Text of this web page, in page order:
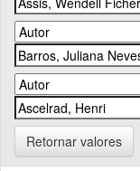
Retornar valores